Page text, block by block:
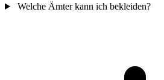
Welche Ämter kann ich bekleiden?